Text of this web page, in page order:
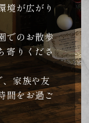
境が広がり
でのお散歩
寄りくださ
家族や友
間をお過ご